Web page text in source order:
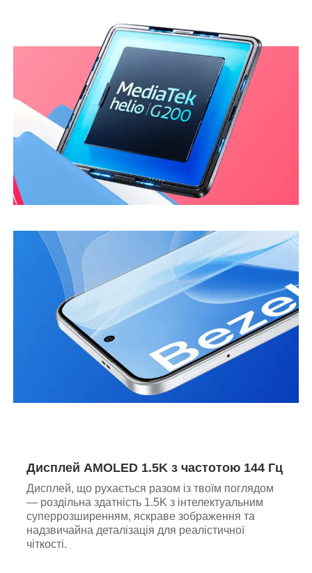
Дисплей AMOLED 1.5K з частотою 144 Гц
Дисплей, що рухається разом із твоїм поглядом
— роздільна здатність 1.5K з інтелектуальним
суперрозширенням, яскраве зображення та
надзвичайна деталізація для реалістичної
чіткості.